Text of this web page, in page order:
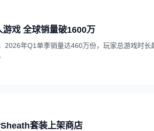
戏 全球销量破1600万
年Q1单季销量达460万份，玩家总游戏时长
套装上架商店